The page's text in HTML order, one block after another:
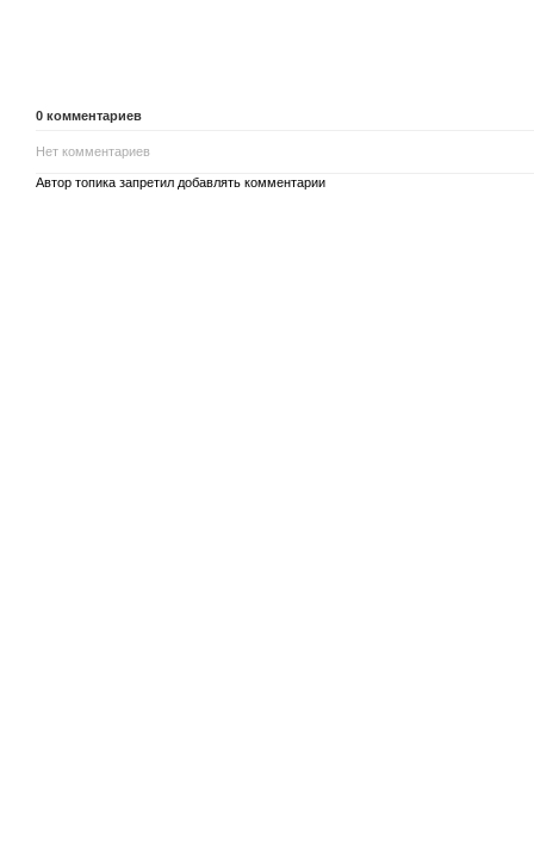
0 комментариев
Нет комментариев
Автор топика запретил добавлять комментарии